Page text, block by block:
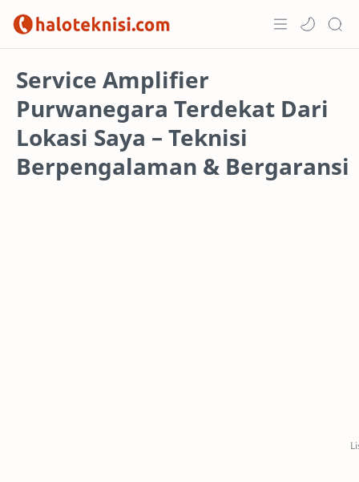
Projects
Service Amplifier
Purwanegara Terdekat Dari
Lokasi Saya – Teknisi
Berpengalaman & Bergaransi